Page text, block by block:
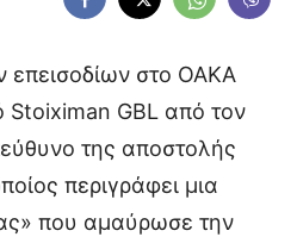
επεισοδίων στο ΟΑΚΑ
Stoiximan GBL από τον
της αποστολής
περιγράφει μια
που αμαύρωσε την